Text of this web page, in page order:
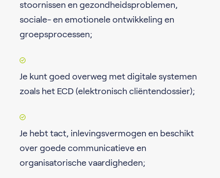
stoornissen en gezondheidsproblemen,
sociale- en emotionele ontwikkeling en
groepsprocessen;
Je kunt goed overweg met digitale systemen
zoals het ECD (elektronisch cliëntendossier);
Je hebt tact, inlevingsvermogen en beschikt
over goede communicatieve en
organisatorische vaardigheden;